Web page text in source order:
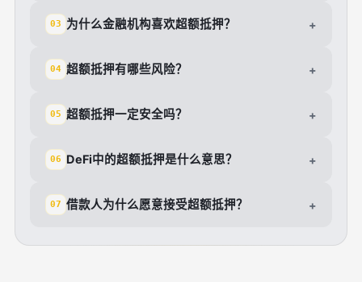
03 为什么金融机构喜欢超额抵押？ +
04 超额抵押有哪些风险？ +
05 超额抵押一定安全吗？ +
06 DeFi中的超额抵押是什么意思？ +
07 借款人为什么愿意接受超额抵押？ +